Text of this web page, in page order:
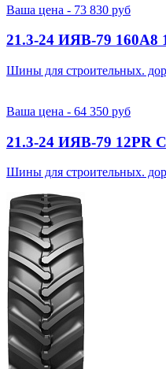
Ваша цена - 73 830 руб
21.3-24 ИЯВ-79 160A8
Шины для строительных.
Ваша цена - 64 350 руб
21.3-24 ИЯВ-79 12PR
Шины для строительных.